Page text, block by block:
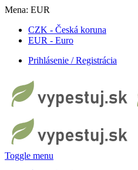
Mena: EUR
CZK - Česká koruna
EUR - Euro
Prihlásenie / Registrácia
Toggle menu